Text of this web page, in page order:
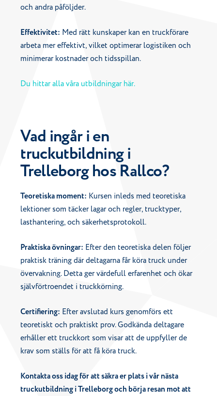
och andra påföljder.
Effektivitet: Med rätt kunskaper kan en truckförare
arbeta mer effektivt, vilket optimerar logistiken och
minimerar kostnader och tidsspillan.
Du hittar alla våra utbildningar här.
Vad ingår i en
truckutbildning i
Trelleborg hos Rallco?
Teoretiska moment: Kursen inleds med teoretiska
lektioner som täcker lagar och regler, trucktyper,
lasthantering, och säkerhetsprotokoll.
Praktiska övningar: Efter den teoretiska delen följer
praktisk träning där deltagarna får köra truck under
övervakning. Detta ger värdefull erfarenhet och ökar
självförtroendet i truckkörning.
Certifiering: Efter avslutad kurs genomförs ett
teoretiskt och praktiskt prov. Godkända deltagare
erhåller ett truckkort som visar att de uppfyller de
krav som ställs för att få köra truck.
Kontakta oss idag för att säkra er plats i vår nästa
truckutbildning i Trelleborg och börja resan mot att